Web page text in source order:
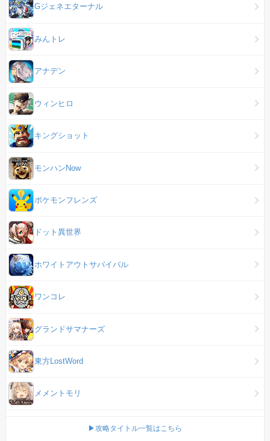
Gジェネエターナル
みんトレ
アナデン
ウィンヒロ
キングショット
モンハンNow
ポケモンフレンズ
ドット異世界
ホワイトアウトサバイバル
ワンコレ
グランドサマナーズ
東方LostWord
メメントモリ
▶攻略タイトル一覧はこちら